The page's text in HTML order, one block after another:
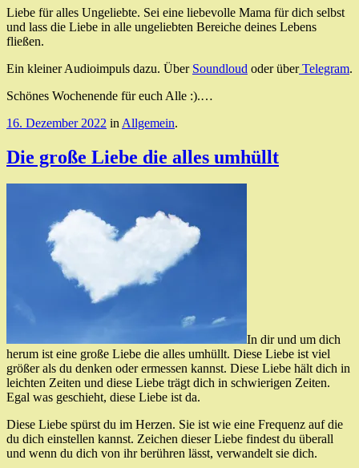
Liebe für alles Ungeliebte. Sei eine liebevolle Mama für dich selbst
und lass die Liebe in alle ungeliebten Bereiche deines Lebens
fließen.
Ein kleiner Audioimpuls dazu. Über Soundloud oder überTelegram.
Schönes Wochenende für euch Alle :).…
16. Dezember 2022 in Allgemein.
Die große Liebe die alles umhüllt
In dir und um dich
herum ist eine große Liebe die alles umhüllt. Diese Liebe ist viel
größer als du denken oder ermessen kannst. Diese Liebe hält dich in
leichten Zeiten und diese Liebe trägt dich in schwierigen Zeiten.
Egal was geschieht, diese Liebe ist da.
Diese Liebe spürst du im Herzen. Sie ist wie eine Frequenz auf die
du dich einstellen kannst. Zeichen dieser Liebe findest du überall
und wenn du dich von ihr berühren lässt, verwandelt sie dich.